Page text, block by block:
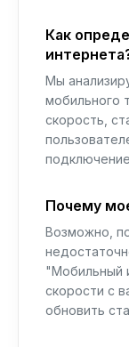
Как
Мы
мобильного
скорость,
Почему
Возможно,
"Мобильный
скорости с
обновить